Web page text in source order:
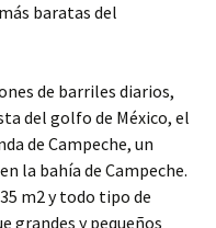
baratas del
de barriles diarios,
del golfo de México, el
de Campeche, un
la bahía de Campeche.
m2 y todo tipo de
grandes y pequeños